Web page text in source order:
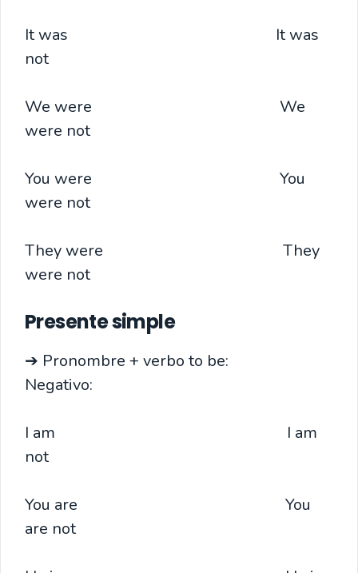
It was It was
not
We were We
were not
You were You
were not
They were They
were not
Presente simple
➔ Pronombre + verbo to be:
Negativo:
I am I am
not
You are You
are not